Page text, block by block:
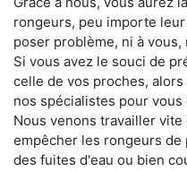
rongeurs, peu importe
poser problème, ni à vous,
Si vous avez le souci de
celle de vos proches,
nos spécialistes pour
Nous venons travailler
empêcher les rongeurs
des fuites d'eau ou bien